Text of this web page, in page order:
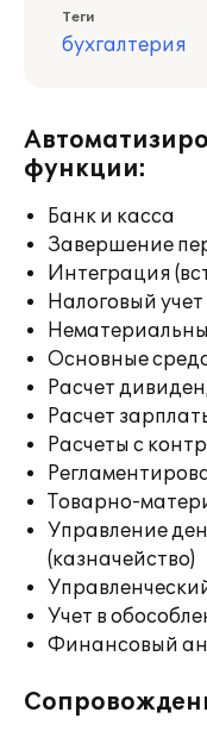
Теги
бухгалтерия
функции:
Банк и касса
Завершение
Интеграция
Налоговый учет
Основные
Расчет
Расчет
Расчеты с
Товарно-
Управление
(казначейство)
Учет в
Финансовый